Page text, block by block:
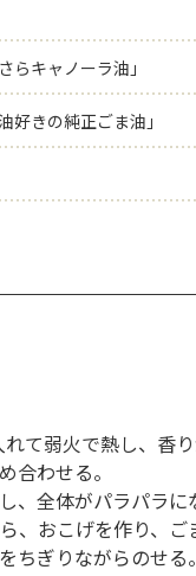
らキャノーラ油」
好きの純正ごま油」
れて弱火で熱し、香
合わせる。
、全体がパラパラ
、おこげを作り、ご
ちぎりながらのせる。